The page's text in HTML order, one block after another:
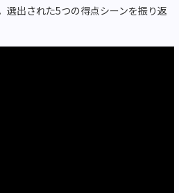
選出された5つの得点シーンを振り返